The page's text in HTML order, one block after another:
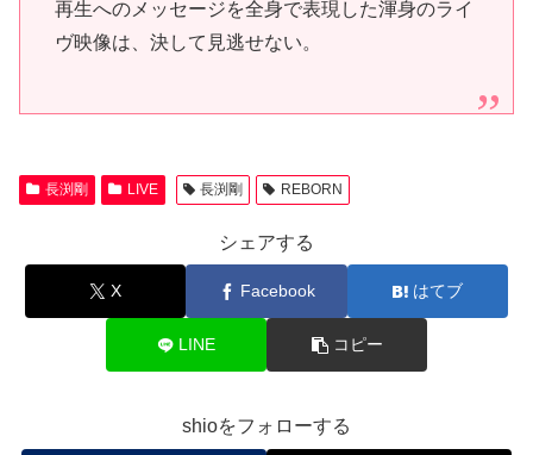
再生へのメッセージを全身で表現した渾身のライ
ヴ映像は、決して見逃せない。
長渕剛 LIVE 長渕剛 REBORN
シェアする
X Facebook はてブ
LINE コピー
shioをフォローする